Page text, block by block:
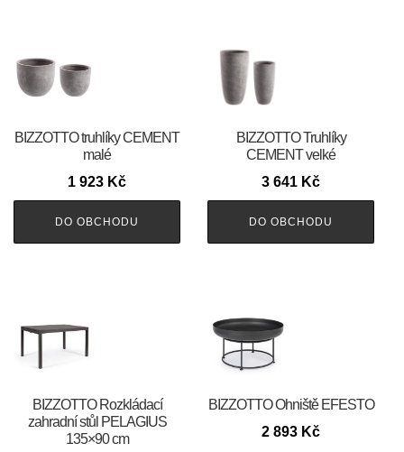
BIZZOTTO truhlíky CEMENT
malé
1 923 Kč
DO OBCHODU
BIZZOTTO Truhlíky
CEMENT velké
3 641 Kč
DO OBCHODU
BIZZOTTO Rozkládací
zahradní stůl PELAGIUS
135×90 cm
BIZZOTTO Ohniště EFESTO
2 893 Kč